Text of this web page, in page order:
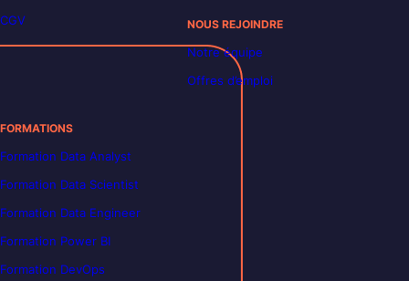
CGV
NOUS REJOINDRE
Notre équipe
Offres d’emploi
FORMATIONS
Formation Data Analyst
Formation Data Scientist
Formation Data Engineer
Formation Power BI
Formation DevOps